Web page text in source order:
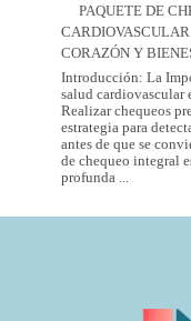
PAQUETE DE
CORAZÓN Y
Introducción: La
salud cardiovascular
Realizar chequeos
estrategia para
antes de que se
de chequeo integral
profunda ...
Estudio